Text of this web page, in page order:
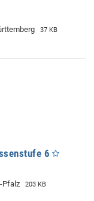
37 KB
6
Pfalz 203 KB